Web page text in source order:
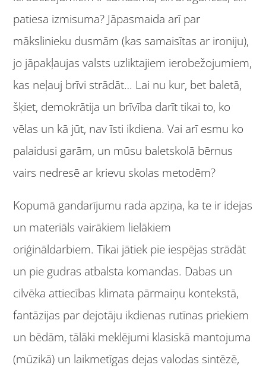
patiesa izmisuma? Jāpasmaida arī par
mākslinieku dusmām (kas samaisītas ar ironiju),
jo jāpakļaujas valsts uzliktajiem ierobežojumiem,
kas neļauj brīvi strādāt… Lai nu kur, bet baletā,
šķiet, demokrātija un brīvība darīt tikai to, ko
vēlas un kā jūt, nav īsti ikdiena. Vai arī esmu ko
palaidusi garām, un mūsu baletskolā bērnus
vairs nedresē ar krievu skolas metodēm?
Kopumā gandarījumu rada apziņa, ka te ir idejas
un materiāls vairākiem lielākiem
oriģināldarbiem. Tikai jātiek pie iespējas strādāt
un pie gudras atbalsta komandas. Dabas un
cilvēka attiecības klimata pārmaiņu kontekstā,
fantāzijas par dejotāju ikdienas rutīnas priekiem
un bēdām, tālāki meklējumi klasiskā mantojuma
(mūzikā) un laikmetīgas dejas valodas sintēzē,